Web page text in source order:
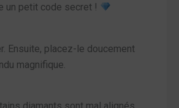
un petit code secret !
Ensuite, placez-le doucement
magnifique.